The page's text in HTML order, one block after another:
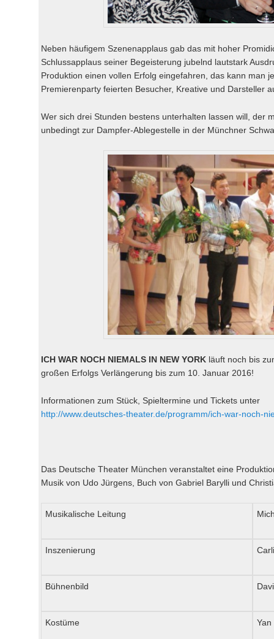
Neben häufigem Szenenapplaus gab das mit hoher
Schlussapplaus seiner Begeisterung jubelnd lautstark
Produktion einen vollen Erfolg eingefahren, das kann man
Premierenparty feierten Besucher, Kreative und Darsteller
Wer sich drei Stunden bestens unterhalten lassen will, der
unbedingt zur Dampfer-Ablegestelle in der Münchner
ICH WAR NOCH NIEMALS IN NEW YORKläuft noch bis
großen Erfolgs Verlängerung bis zum 10. Januar 2016!
Informationen zum Stück, Spieltermine und Tickets unter
http://www.deutsches-theater.de/programm/ich-war-noch-
Das Deutsche Theater München veranstaltet eine
Musik von Udo Jürgens, Buch von Gabriel Barylli und
Musikalische Leitung
Inszenierung
Bühnenbild
Kostüme Yan